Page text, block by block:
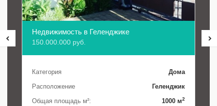
Недвижимость в Геленджике
150.000.000 руб.
Категория
Дома
Расположение
Геленджик
Общая площадь м²:
1000 м2